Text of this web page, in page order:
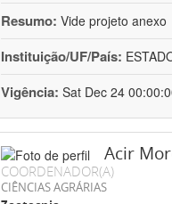
Resumo: Vide projeto anexo
Instituição/UF/País:
Vigência: Sat Dec 24
Acir
COORDENADOR(A)
CIÊNCIAS AGRÁRIAS